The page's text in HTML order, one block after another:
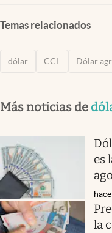
Temas relacionados
dólar CCL Dólar
Más noticias de
es
la